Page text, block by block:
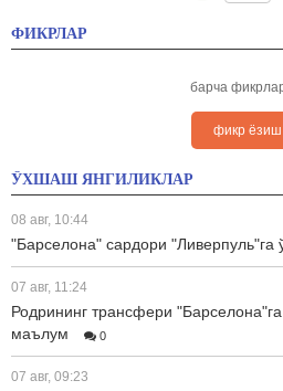
ФИКРЛАР
барча
фикр ёзиш
ЎХШАШ ЯНГИЛИКЛАР
08 авг, 10:44
"Барселона" сардори "Ливерпуль"га
07 авг, 11:24
Родрининг трансфери
маълум
0
07 авг, 09:23